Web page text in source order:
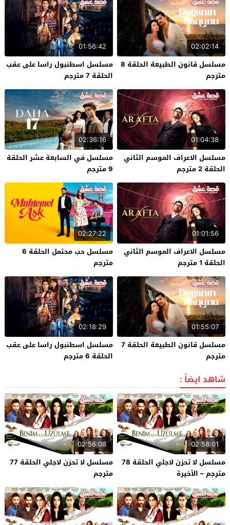
02:02:14
مسلسل قانون الطبيعة الحلقة 8
مترجم
01:56:42
مسلسل اسطنبول راسا على عقب
الحلقة 7 مترجم
01:04:38
مسلسل الاعراف الموسم الثاني
الحلقة 2 مترجم
02:36:16
مسلسل في السابعة عشر الحلقة
9 مترجم
01:01:56
مسلسل الاعراف الموسم الثاني
الحلقة 1 مترجم
02:27:22
مسلسل حب محتمل الحلقة 6
مترجم
01:55:07
مسلسل قانون الطبيعة الحلقة 7
مترجم
02:18:29
مسلسل اسطنبول راسا على عقب
الحلقة 6 مترجم
شاهد ايضاً :
02:58:01
مسلسل لا تحزن لاجلي الحلقة 78
مترجم – الأخيرة
02:56:08
مسلسل لا تحزن لاجلي الحلقة 77
مترجم